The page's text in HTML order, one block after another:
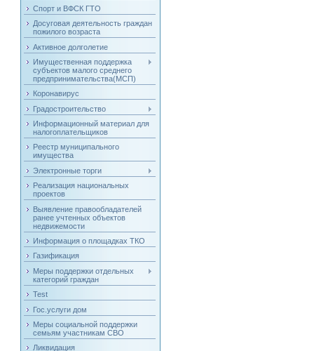
Спорт и ВФСК ГТО
Досуговая деятельность граждан
пожилого возраста
Активное долголетие
Имущественная поддержка
субъектов малого среднего
предпринимательства(МСП)
Коронавирус
Градостроительство
Информационный материал для
налогоплательщиков
Реестр муниципального
имущества
Электронные торги
Реализация национальных
проектов
Выявление правообладателей
ранее учтенных объектов
недвижемости
Информация о площадках ТКО
Газификация
Меры поддержки отдельных
категорий граждан
Test
Гос.услуги дом
Меры социальной поддержки
семьям участникам СВО
Ликвидация